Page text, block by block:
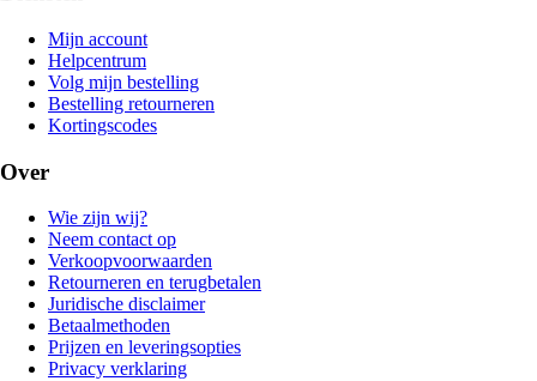
Mijn account
Helpcentrum
Volg mijn bestelling
Bestelling retourneren
Kortingscodes
Over
Wie zijn wij?
Neem contact op
Verkoopvoorwaarden
Retourneren en terugbetalen
Juridische disclaimer
Betaalmethoden
Prijzen en leveringsopties
Privacy verklaring